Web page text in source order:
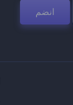
انضم